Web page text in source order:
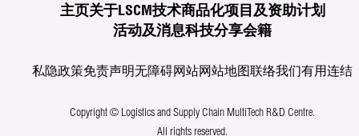
主页关于LSCM技术商品化项目及资助计划
活动及消息科技分享会籍
私隐政策免责声明无障碍网站网站地图联络我们有用连结
Copyright © Logistics and Supply Chain MultiTech R&D Centre.
All rights reserved.